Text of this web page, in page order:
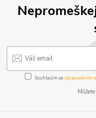
Souhlasím se zpracováním